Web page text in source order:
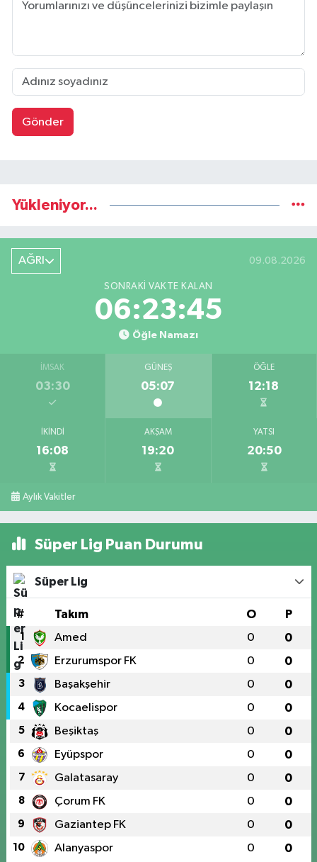
Gönder
Yükleniyor...
AĞRI 09.08.2026
SONRAKI VAKTE KALAN
06:23:44
Öğle Namazı
İMSAK
03:30
GÜNEŞ
05:07
ÖĞLE
12:18
İKINDI
16:08
AKŞAM
19:20
YATSI
20:50
Aylık Vakitler
Süper Lig Puan Durumu
Süper Lig
# Takım O P
1 Amed 0 0
2 Erzurumspor FK 0 0
3 Başakşehir 0 0
4 Kocaelispor 0 0
5 Beşiktaş 0 0
6 Eyüpspor 0 0
7 Galatasaray 0 0
8 Çorum FK 0 0
9 Gaziantep FK 0 0
10 Alanyaspor 0 0